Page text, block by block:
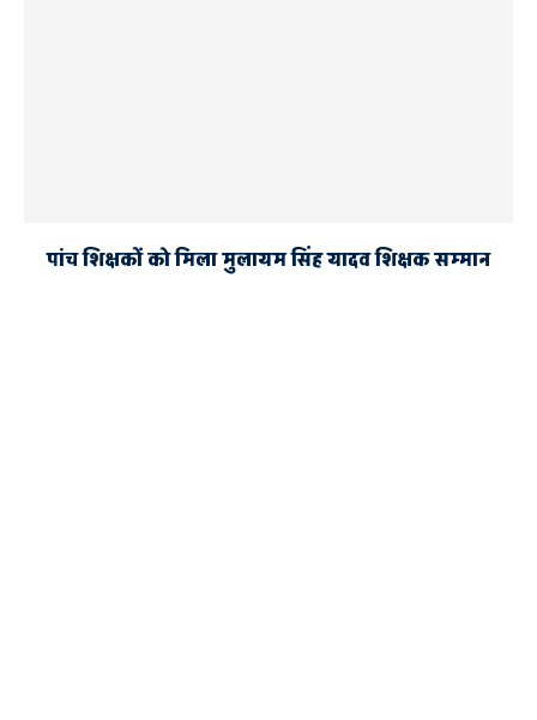
पांच शिक्षकों को मिला मुलायम सिंह यादव शिक्षक सम्मान